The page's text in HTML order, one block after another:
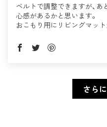
ベルトで調整できますが、
心感があるかと思います。
おこもり用にリビングマッ
さら